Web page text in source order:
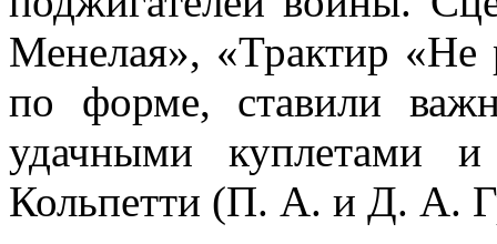
Менелая», «Трактир «Не
по форме, ставили
удачными куплетами и
Кольпетти (П. А. и Д. А.